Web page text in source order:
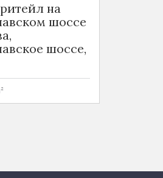
на
шоссе
шоссе,